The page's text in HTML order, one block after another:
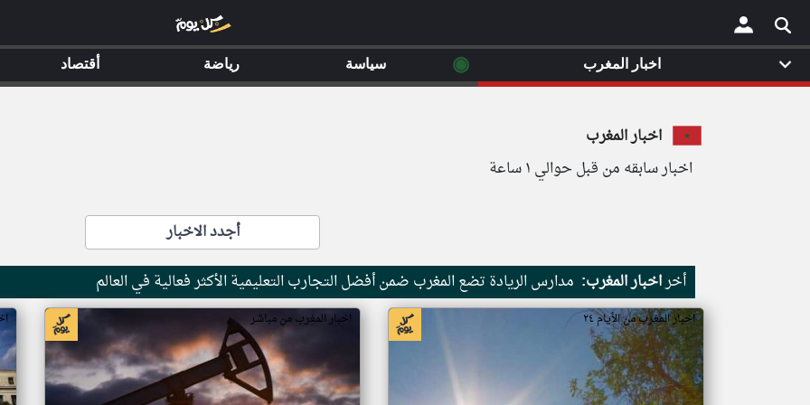
×
اخبار المغرب
اخبار سابقه من قبل حوالي ١ ساعة
أجدد الاخبار
أخراخبار المغرب: مدارس الريادة تضع المغرب ضمن أفضل التجارب التعليمية الأكثر فعالية في العالم
اخبار المغرب من الأيام ٢٤ اخبار المغرب من مباشر
اخبار المغرب ◉ سياسة رياضة أقتصاد